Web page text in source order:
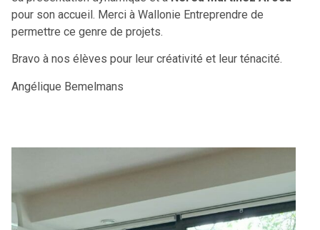
pour son accueil. Merci à Wallonie Entreprendre de
permettre ce genre de projets.
Bravo à nos élèves pour leur créativité et leur ténacité.
Angélique Bemelmans